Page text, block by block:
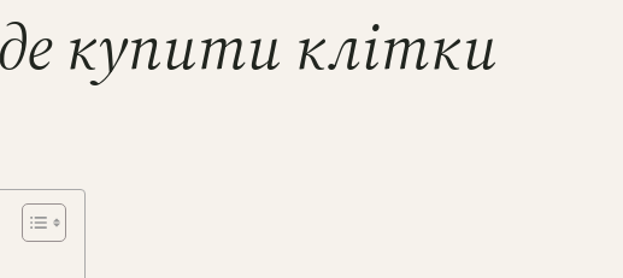
купити клітки